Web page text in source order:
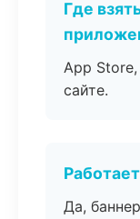
Где
App
сайте.
Да,